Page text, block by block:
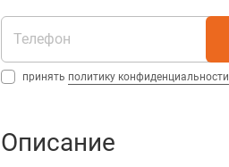
принять политику конфиденциальности
Описание